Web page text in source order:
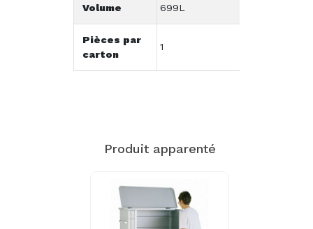
Volume 699L
Pièces par
carton
1
Produit apparenté